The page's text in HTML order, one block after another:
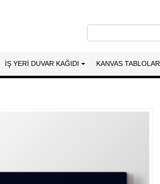
İŞ YERİ DUVAR KAĞIDI KANVAS TABLOLAR